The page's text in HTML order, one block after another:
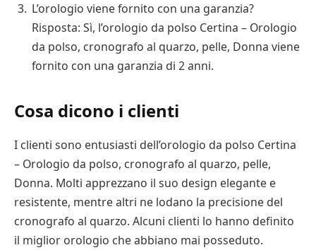
L’orologio viene fornito con una garanzia?
Risposta: Sì, l’orologio da polso Certina – Orologio
da polso, cronografo al quarzo, pelle, Donna viene
fornito con una garanzia di 2 anni.
Cosa dicono i clienti
I clienti sono entusiasti dell’orologio da polso Certina
– Orologio da polso, cronografo al quarzo, pelle,
Donna. Molti apprezzano il suo design elegante e
resistente, mentre altri ne lodano la precisione del
cronografo al quarzo. Alcuni clienti lo hanno definito
il miglior orologio che abbiano mai posseduto.